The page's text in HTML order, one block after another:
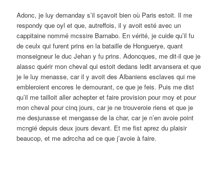
Adonc, je luy demanday s’il sçavoit bien où Paris estoit. Il me
respondy que oyl et que, autreffois, il y avoit esté avec un
cappitaine nommé mcssire Barnabo. En vérité, je cuide qu’il fu
de ceulx qui furent prins en la bataille de Honguerye, quant
monseigneur le duc Jehan y fu prins. Adoncques, me dit-il que je
alassc quérir mon cheval qui estoit dedans ledit arvansera et que
je le luy menasse, car il y avoit des Albaniens esclaves qui me
embleroient encores le demourant, ce que je feis. Puis me dist
qu’il me tailloit aller achepter et faire provision pour moy et pour
mon cheval pour cinq jours, car je ne trouveroie riens et que je
me desjunasse et mengasse de la char, car je n’en avoie point
mcngié depuis deux jours devant. Et me fist aprez du plaisir
beaucop, et me adrccha ad ce que j’avoie à faire.